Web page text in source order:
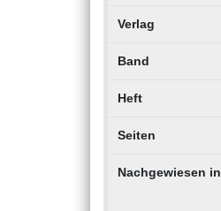
Verlag
Band
Heft
Seiten
Nachgewiesen in